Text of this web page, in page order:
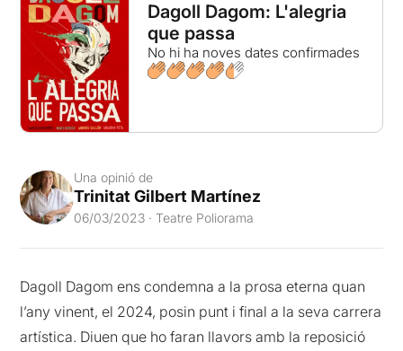
Dagoll Dagom: L'alegria
que passa
No hi ha noves dates confirmades
Una opinió de
Trinitat Gilbert Martínez
06/03/2023 · Teatre Poliorama
Dagoll Dagom ens condemna a la prosa eterna quan
l’any vinent, el 2024, posin punt i final a la seva carrera
artística. Diuen que ho faran llavors amb la reposició